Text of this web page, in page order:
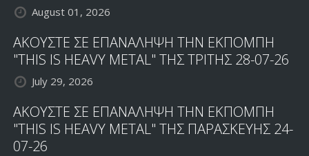
August 01, 2026
ΑΚΟΥΣΤΕ ΣΕ ΕΠΑΝΑΛΗΨΗ ΤΗΝ ΕΚΠΟΜΠΗ
"THIS IS HEAVY METAL" ΤΗΣ ΤΡΙΤΗΣ 28-07-26
July 29, 2026
ΑΚΟΥΣΤΕ ΣΕ ΕΠΑΝΑΛΗΨΗ ΤΗΝ ΕΚΠΟΜΠΗ
"THIS IS HEAVY METAL" ΤΗΣ ΠΑΡΑΣΚΕΥΗΣ 24-
07-26